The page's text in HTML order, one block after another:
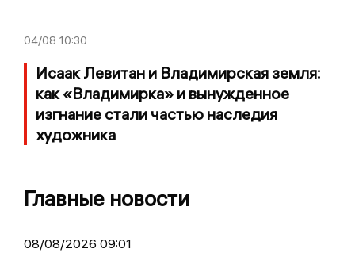
04/08 10:30
Исаак Левитан и Владимирская земля:
как «Владимирка» и вынужденное
изгнание стали частью наследия
художника
Главные новости
08/08/2026 09:01